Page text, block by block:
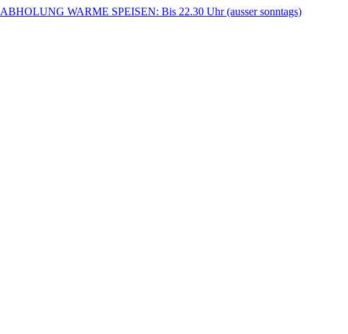
ABHOLUNG WARME SPEISEN: Bis 22.30 Uhr (ausser sonntags)